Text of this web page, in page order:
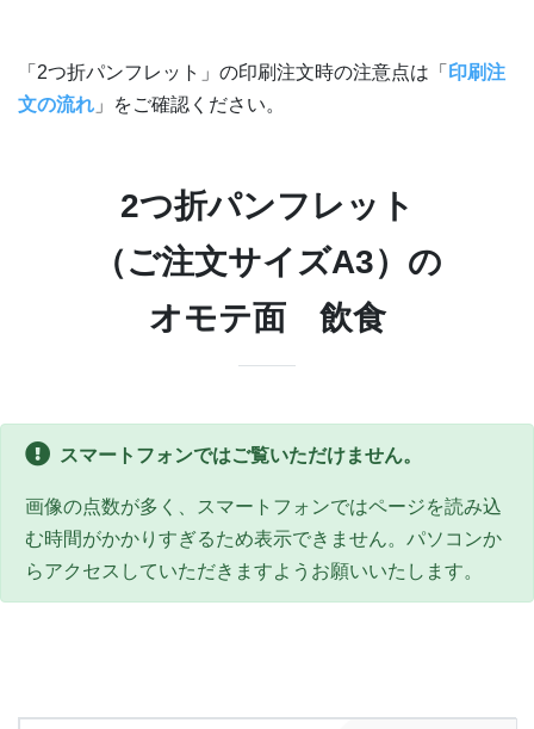
「2つ折パンフレット」の印刷注文時の注意点は「 印刷注
文の流れ 」をご確認ください。
2つ折パンフレット
（ご注文サイズA3）の
オモテ面 飲食
スマートフォンではご覧いただけません。
画像の点数が多く、スマートフォンではページを読み込
む時間がかかりすぎるため表示できません。パソコンか
らアクセスしていただきますようお願いいたします。